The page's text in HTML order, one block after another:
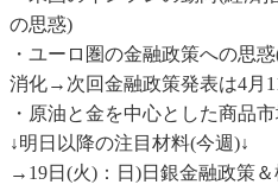
の思惑)
・ユーロ圏の金融政策への思
消化→次回金融政策発表は4月
・原油と金を中心とした商品
↓明日以降の注目材料(今週)↓
→19日(火)：日)日銀金融政策＆